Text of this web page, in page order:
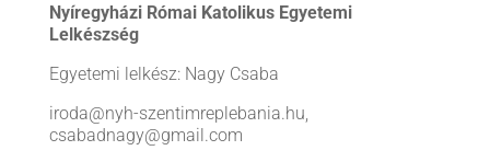
Nyíregyházi Római Katolikus Egyetemi
Lelkészség
Egyetemi lelkész: Nagy Csaba
iroda@nyh-szentimreplebania.hu,
csabadnagy@gmail.com